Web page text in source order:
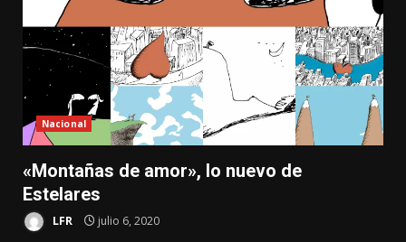
Nacional
«Montañas de amor», lo nuevo de
Estelares
LFR julio 6, 2020